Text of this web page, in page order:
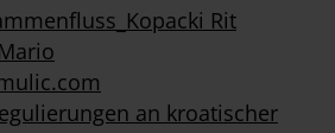
Rit
an kroatischer